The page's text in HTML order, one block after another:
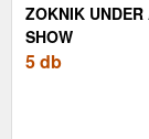
ZOKNIK UNDER
SHOW
5 db